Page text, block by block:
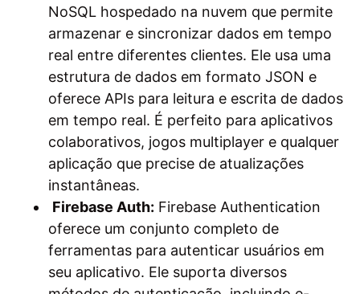
NoSQL hospedado na nuvem que permite
armazenar e sincronizar dados em tempo
real entre diferentes clientes. Ele usa uma
estrutura de dados em formato JSON e
oferece APIs para leitura e escrita de dados
em tempo real. É perfeito para aplicativos
colaborativos, jogos multiplayer e qualquer
aplicação que precise de atualizações
instantâneas.
Firebase Auth: Firebase Authentication
oferece um conjunto completo de
ferramentas para autenticar usuários em
seu aplicativo. Ele suporta diversos